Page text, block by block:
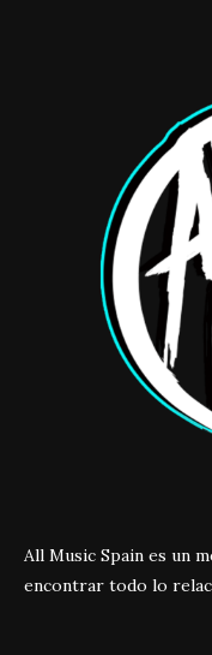
All Music Spain es un
encontrar todo lo